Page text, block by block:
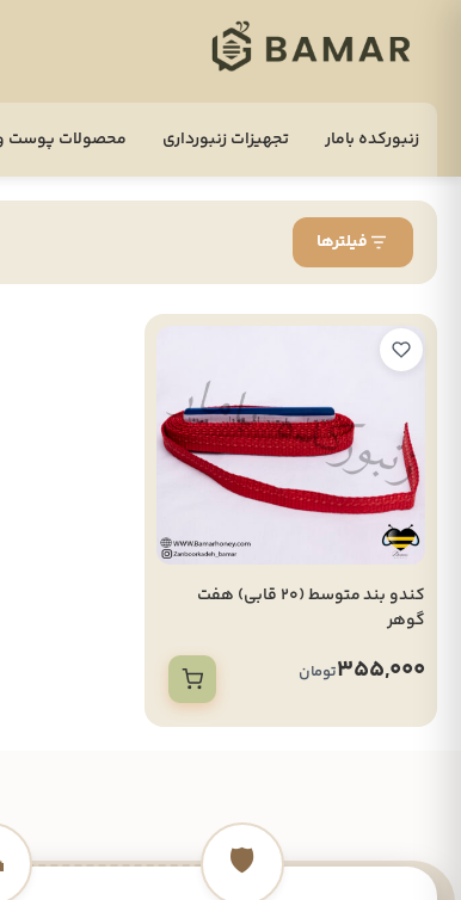
زنبورکده بامار تجهيزات زنبورداری محصولات پوست
فیلترها
کندو بند متوسط (20 قابی) هفت
گوهر
355,000تومان
🛡️